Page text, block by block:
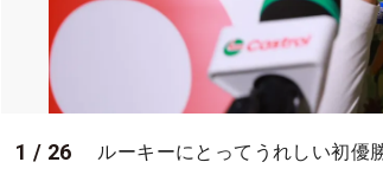
1 / 26 ルーキーにとってうれしい初優